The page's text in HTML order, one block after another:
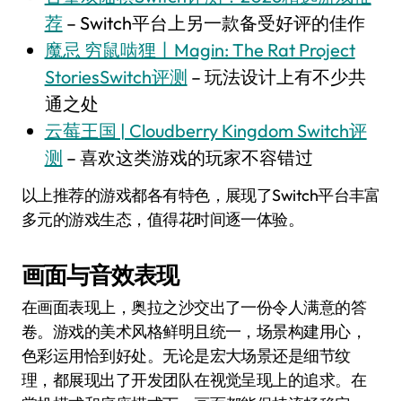
荐– Switch平台上另一款备受好评的佳作
魔忌 穷鼠啮狸丨Magin: The Rat Project
StoriesSwitch评测 – 玩法设计上有不少共
通之处
云莓王国 | Cloudberry Kingdom Switch评
测 – 喜欢这类游戏的玩家不容错过
以上推荐的游戏都各有特色，展现了Switch平台丰富
多元的游戏生态，值得花时间逐一体验。
画面与音效表现
在画面表现上，奥拉之沙交出了一份令人满意的答
卷。游戏的美术风格鲜明且统一，场景构建用心，
色彩运用恰到好处。无论是宏大场景还是细节纹
理，都展现出了开发团队在视觉呈现上的追求。在